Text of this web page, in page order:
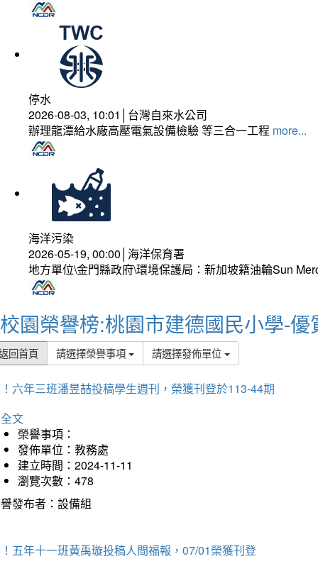
停水
2026-08-03, 10:01│台灣自來水公司
辦理龍潭給水廠高壓電氣設備檢驗 等三合一工程 more...
海洋污染
2026-05-19, 00:00│海洋保育署
地方單位\金門縣政府\環境保護局：新加坡籍油輪Sun
校園榮譽榜:桃園市建德國民小學-優
回首頁 請選擇榮譽事項 請選擇發佈單位
六年三班潘昱喆投稿學生週刊，榮獲刊登於113-44期
文
榮譽事項：
發佈單位：教務處
建立時間：2024-11-11
瀏覽次數：478
發布者：設備組
五年十一班黃禹璇投稿人間福報，07/01榮獲刊登